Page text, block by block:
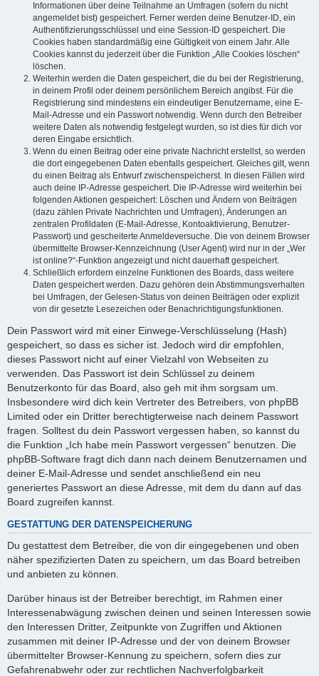
Informationen über deine Teilnahme an Umfragen (sofern du nicht
angemeldet bist) gespeichert. Ferner werden deine Benutzer-ID, ein
Authentifizierungsschlüssel und eine Session-ID gespeichert. Die
Cookies haben standardmäßig eine Gültigkeit von einem Jahr. Alle
Cookies kannst du jederzeit über die Funktion „Alle Cookies löschen“
löschen.
Weiterhin werden die Daten gespeichert, die du bei der Registrierung,
in deinem Profil oder deinem persönlichem Bereich angibst. Für die
Registrierung sind mindestens ein eindeutiger Benutzername, eine E-
Mail-Adresse und ein Passwort notwendig. Wenn durch den Betreiber
weitere Daten als notwendig festgelegt wurden, so ist dies für dich vor
deren Eingabe ersichtlich.
Wenn du einen Beitrag oder eine private Nachricht erstellst, so werden
die dort eingegebenen Daten ebenfalls gespeichert. Gleiches gilt, wenn
du einen Beitrag als Entwurf zwischenspeicherst. In diesen Fällen wird
auch deine IP-Adresse gespeichert. Die IP-Adresse wird weiterhin bei
folgenden Aktionen gespeichert: Löschen und Ändern von Beiträgen
(dazu zählen Private Nachrichten und Umfragen), Änderungen an
zentralen Profildaten (E-Mail-Adresse, Kontoaktivierung, Benutzer-
Passwort) und gescheiterte Anmeldeversuche. Die von deinem Browser
übermittelte Browser-Kennzeichnung (User Agent) wird nur in der „Wer
ist online?“-Funktion angezeigt und nicht dauerhaft gespeichert.
Schließlich erfordern einzelne Funktionen des Boards, dass weitere
Daten gespeichert werden. Dazu gehören dein Abstimmungsverhalten
bei Umfragen, der Gelesen-Status von deinen Beiträgen oder explizit
von dir gesetzte Lesezeichen oder Benachrichtigungsfunktionen.
Dein Passwort wird mit einer Einwege-Verschlüsselung (Hash)
gespeichert, so dass es sicher ist. Jedoch wird dir empfohlen,
dieses Passwort nicht auf einer Vielzahl von Webseiten zu
verwenden. Das Passwort ist dein Schlüssel zu deinem
Benutzerkonto für das Board, also geh mit ihm sorgsam um.
Insbesondere wird dich kein Vertreter des Betreibers, von phpBB
Limited oder ein Dritter berechtigterweise nach deinem Passwort
fragen. Solltest du dein Passwort vergessen haben, so kannst du
die Funktion „Ich habe mein Passwort vergessen“ benutzen. Die
phpBB-Software fragt dich dann nach deinem Benutzernamen und
deiner E-Mail-Adresse und sendet anschließend ein neu
generiertes Passwort an diese Adresse, mit dem du dann auf das
Board zugreifen kannst.
GESTATTUNG DER DATENSPEICHERUNG
Du gestattest dem Betreiber, die von dir eingegebenen und oben
näher spezifizierten Daten zu speichern, um das Board betreiben
und anbieten zu können.
Darüber hinaus ist der Betreiber berechtigt, im Rahmen einer
Interessenabwägung zwischen deinen und seinen Interessen sowie
den Interessen Dritter, Zeitpunkte von Zugriffen und Aktionen
zusammen mit deiner IP-Adresse und der von deinem Browser
übermittelter Browser-Kennung zu speichern, sofern dies zur
Gefahrenabwehr oder zur rechtlichen Nachverfolgbarkeit